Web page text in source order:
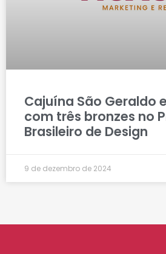
Cajuína São Geraldo
com três bronzes no
Brasileiro de Design
9 de dezembro de 2024